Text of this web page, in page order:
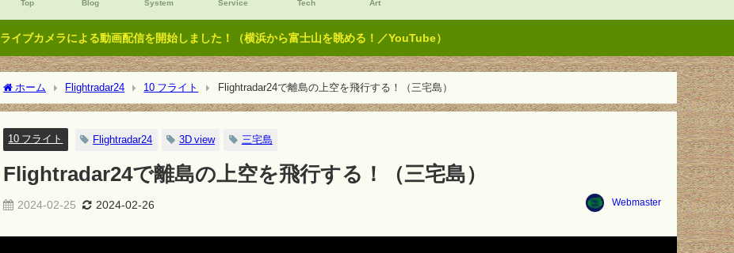
Top Blog System Service Tech Art
ライブカメラによる動画配信を開始しました！（横浜から富士山を眺める！／YouTube）
ホーム Flightradar24 10 フライト Flightradar24で離島の上空を飛行する！（三宅島）
10 フライト Flightradar24 3D view 三宅島
Flightradar24で離島の上空を飛行する！（三宅島）
2024-02-25 2024-02-26 Webmaster